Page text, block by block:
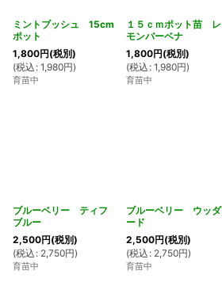
ミントブッシュ 15cm
ポット
1,800円(税別)
(税込 : 1,980円)
育苗中
１５ｃｍポット苗 レ
モンバーベナ
1,800円(税別)
(税込 : 1,980円)
育苗中
ブルーベリー ティフ
ブルー
2,500円(税別)
(税込 : 2,750円)
育苗中
ブルーベリー ウッダ
ード
2,500円(税別)
(税込 : 2,750円)
育苗中